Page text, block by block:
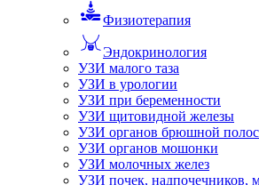
Физиотерапия
Эндокринология
УЗИ малого таза
УЗИ в урологии
УЗИ при беременности
УЗИ щитовидной железы
УЗИ органов брюшной
УЗИ органов мошонки
УЗИ молочных желез
УЗИ почек, надпочечников,